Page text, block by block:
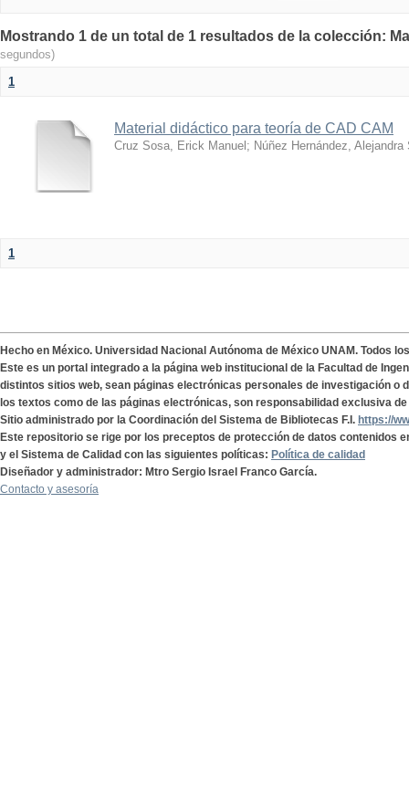
Mostrando 1 de un total de 1 resultados de la colección:
segundos)
1
Material didáctico para teoría de CAD CAM
Cruz Sosa, Erick Manuel ; Núñez Hernández, Alejandra
1
Hecho en México. Universidad Nacional Autónoma de México UNAM. Todos
Este es un portal integrado a la página web institucional de la Facultad de
distintos sitios web, sean páginas electrónicas personales de investigación o
los textos como de las páginas electrónicas, son responsabilidad exclusiva
Sitio administrado por la Coordinación del Sistema de Bibliotecas F.I. https://
Este repositorio se rige por los preceptos de protección de datos contenidos
y el Sistema de Calidad con las siguientes políticas: Política de calidad
Diseñador y administrador: Mtro Sergio Israel Franco García.
Contacto y asesoría